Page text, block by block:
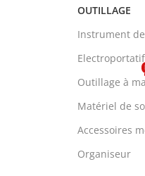
OUTILLAGE
Instrument
Electroportatif
Outillage à
Matériel de
Accessoires
Organiseur